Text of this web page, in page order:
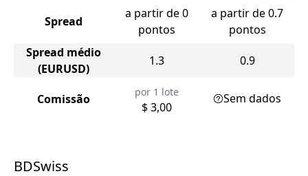
Spread
a partir de 0
pontos
a partir de 0.7
pontos
Spread médio
(EURUSD)
1.3 0.9
Comissão por 1 lote
$ 3,00
Sem dados
BDSwiss